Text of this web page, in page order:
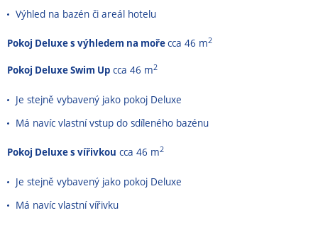
Výhled na bazén či areál hotelu
Pokoj Deluxe s výhledem na mořecca 46 m2
Pokoj Deluxe Swim Up cca 46 m2
Je stejně vybavený jako pokoj Deluxe
Má navíc vlastní vstup do sdíleného bazénu
Pokoj Deluxe s vířivkou cca 46 m2
Je stejně vybavený jako pokoj Deluxe
Má navíc vlastní vířivku